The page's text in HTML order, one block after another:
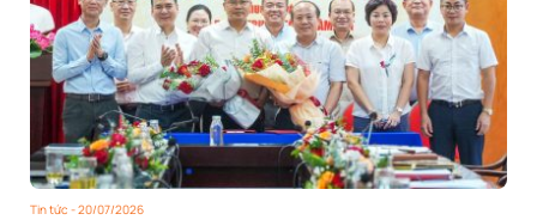
Tin tức - 20/07/2026